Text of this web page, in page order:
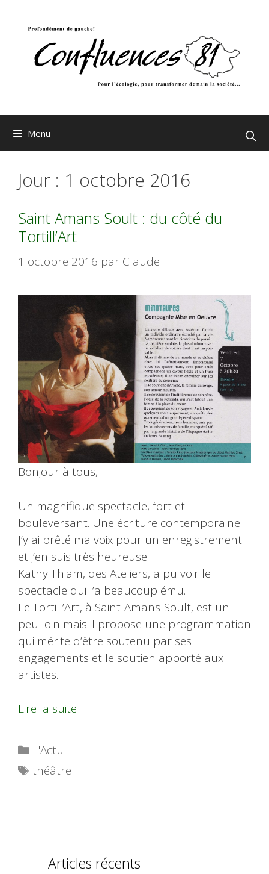
Menu
Jour : 1 octobre 2016
Saint Amans Soult : du côté du
Tortill’Art
1 octobre 2016 par Claude
Bonjour à tous,
Un magnifique spectacle, fort et
bouleversant. Une écriture contemporaine.
J’y ai prêté ma voix pour un enregistrement
et j’en suis très heureuse.
Kathy Thiam, des Ateliers, a pu voir le
spectacle qui l’a beaucoup ému.
Le Tortill’Art, à Saint-Amans-Soult, est un
peu loin mais il propose une programmation
qui mérite d’être soutenu par ses
engagements et le soutien apporté aux
artistes.
Lire la suite
Catégories
L'Actu
Étiquettes
théâtre
Articles récents